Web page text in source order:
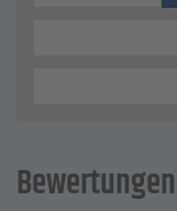
Bewertungen